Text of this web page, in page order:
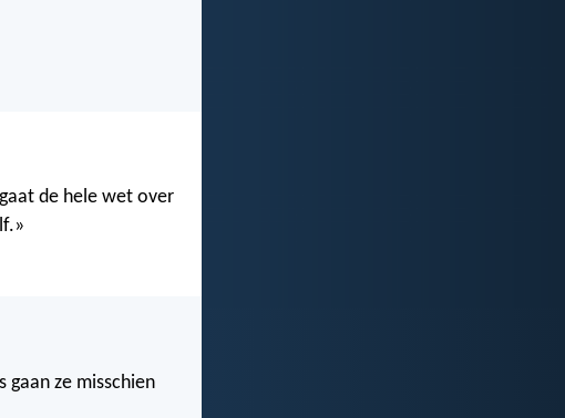
de hele wet over
gaan ze misschien